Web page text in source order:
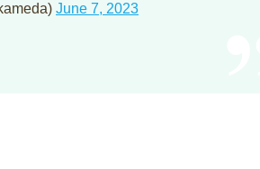
June 7, 2023